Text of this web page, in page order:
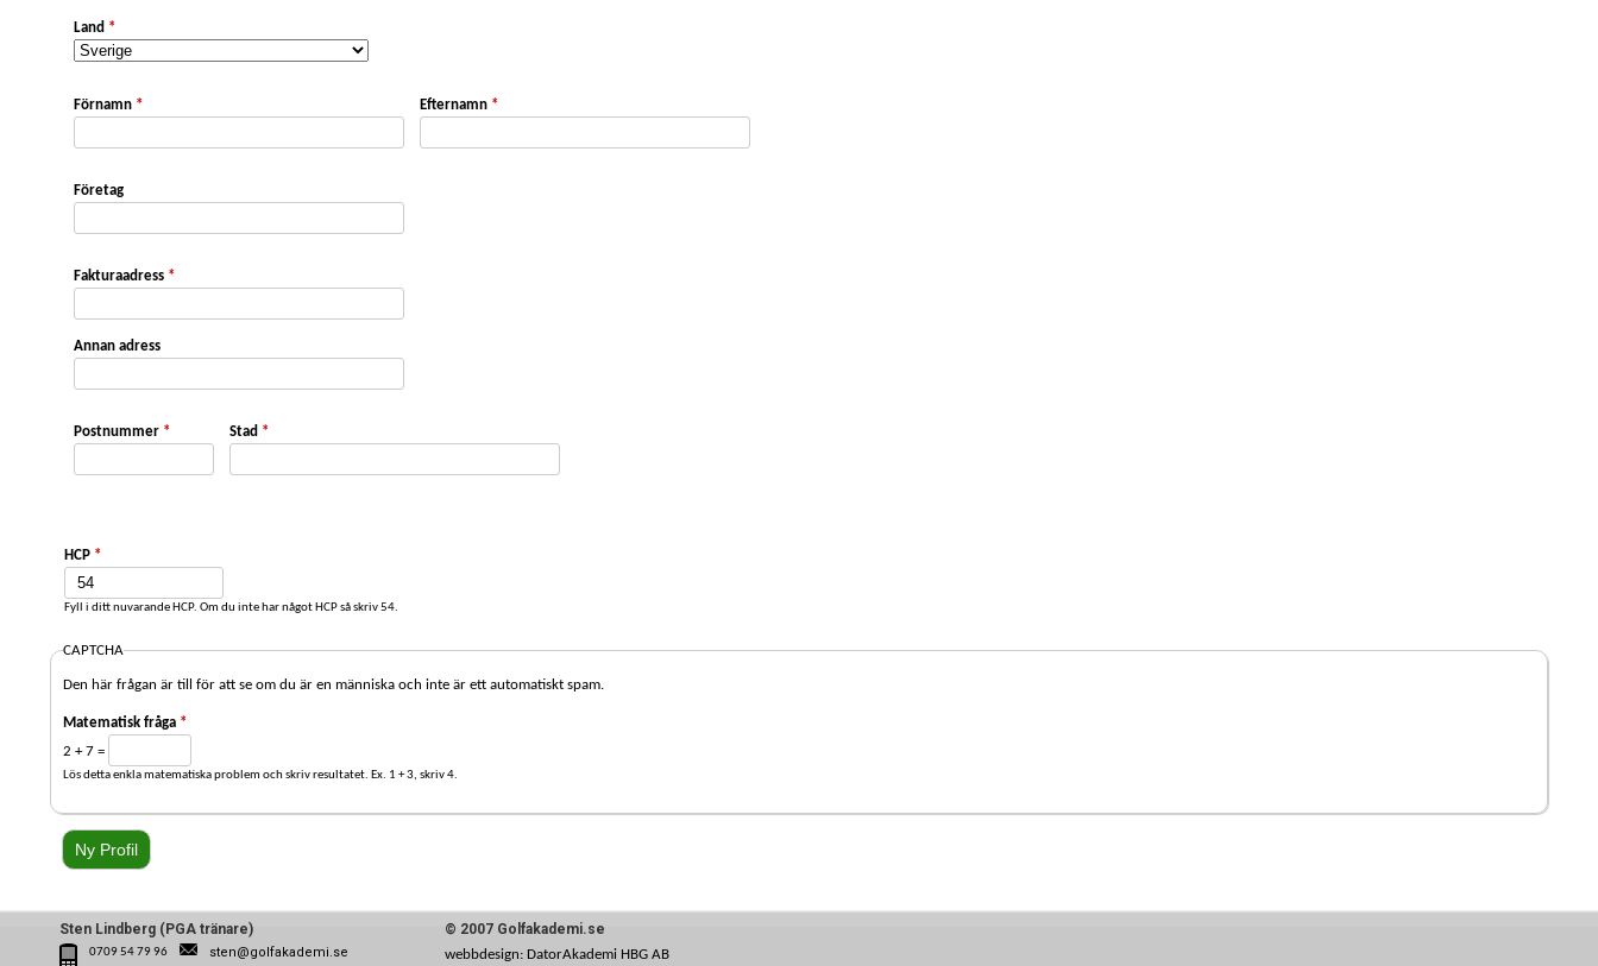
Land *
Förnamn * Efternamn *
Företag
Fakturaadress *
Annan adress
Postnummer * Stad *
HCP *
Fyll i ditt nuvarande HCP. Om du inte har något HCP så skriv 54.
CAPTCHA
Den här frågan är till för att se om du är en människa och inte är ett automatiskt spam.
Matematisk fråga *
2 + 7 =
Lös detta enkla matematiska problem och skriv resultatet. Ex. 1 + 3, skriv 4.
Sten Lindberg (PGA tränare)
0709 54 79 96 sten@golfakademi.se
© 2007 Golfakademi.se
webbdesign: DatorAkademi HBG AB